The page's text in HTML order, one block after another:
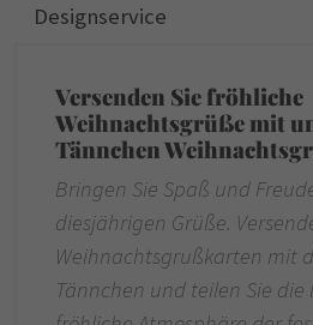
Designservice
Versenden Sie fröhliche
Weihnachtsgrüße mit
Tännchen
Bringen Sie Spaß und
diesjährigen Grüße.
Weihnachtsgrußkarten mit
Tännchen und teilen Sie